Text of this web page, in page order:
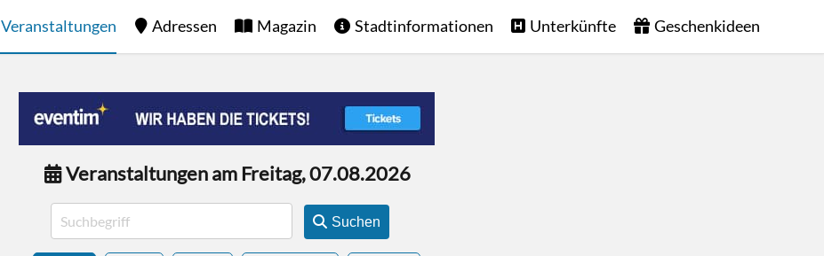
Veranstaltungen Adressen Magazin Stadtinformationen Unterkünfte Geschenkideen
Veranstaltungen am Freitag, 07.08.2026
Suchen